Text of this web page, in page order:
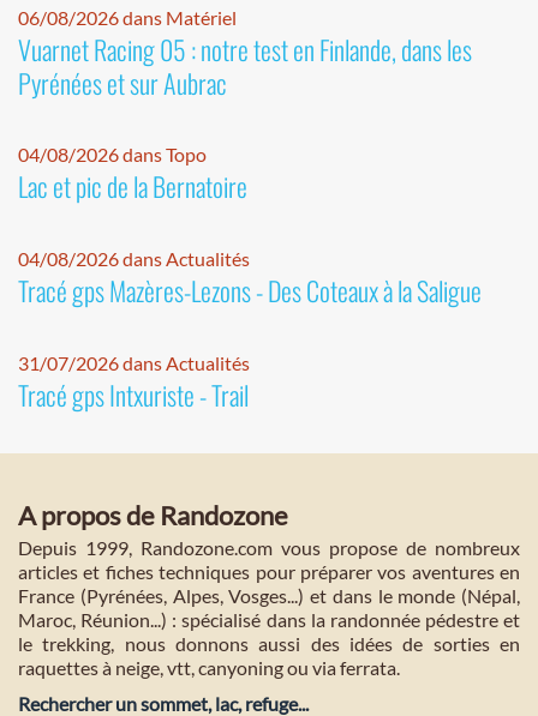
06/08/2026 dans Matériel
Vuarnet Racing 05 : notre test en Finlande, dans les
Pyrénées et sur Aubrac
04/08/2026 dans Topo
Lac et pic de la Bernatoire
04/08/2026 dans Actualités
Tracé gps Mazères-Lezons - Des Coteaux à la Saligue
31/07/2026 dans Actualités
Tracé gps Intxuriste - Trail
A propos de Randozone
Depuis 1999, Randozone.com vous propose de nombreux
articles et fiches techniques pour préparer vos aventures en
France (Pyrénées, Alpes, Vosges...) et dans le monde (Népal,
Maroc, Réunion...) : spécialisé dans la randonnée pédestre et
le trekking, nous donnons aussi des idées de sorties en
raquettes à neige, vtt, canyoning ou via ferrata.
Rechercher un sommet, lac, refuge...